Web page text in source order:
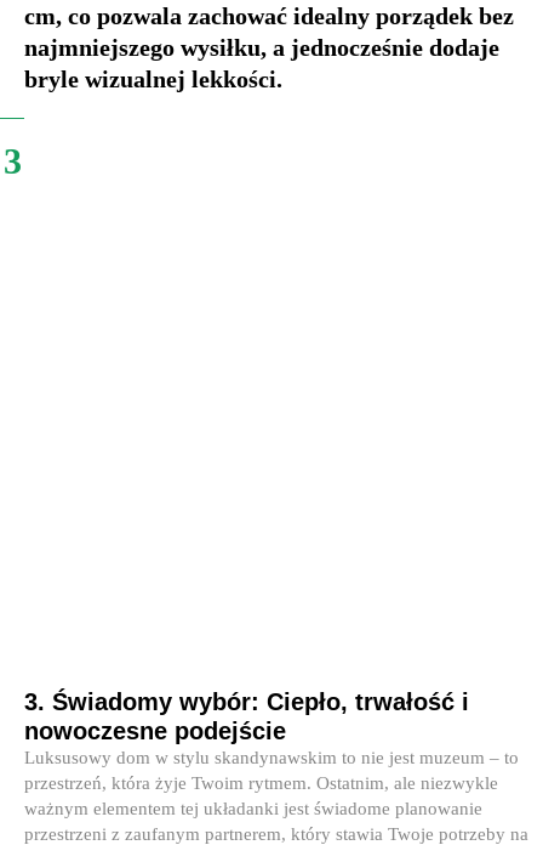
cm, co pozwala zachować idealny porządek bez
najmniejszego wysiłku, a jednocześnie dodaje
bryle wizualnej lekkości.
3
3. Świadomy wybór: Ciepło, trwałość i
nowoczesne podejście
Luksusowy dom w stylu skandynawskim to nie jest muzeum – to
przestrzeń, która żyje Twoim rytmem. Ostatnim, ale niezwykle
ważnym elementem tej układanki jest świadome planowanie
przestrzeni z zaufanym partnerem, który stawia Twoje potrzeby na